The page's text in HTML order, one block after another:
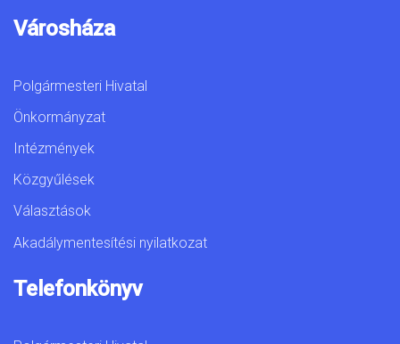
Városháza
Polgármesteri Hivatal
Önkormányzat
Intézmények
Közgyűlések
Választások
Akadálymentesítési nyilatkozat
Telefonkönyv